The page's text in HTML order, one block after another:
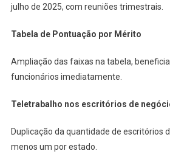
julho de 2025, com reuniões trimestrais.
Tabela de Pontuação por Mérito
Ampliação das faixas na tabela,
funcionários imediatamente.
Teletrabalho nos escritórios de
Duplicação da quantidade de escritórios
menos um por estado.